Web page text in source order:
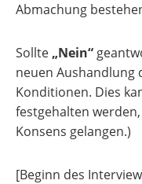
Abmachung
Sollte „Nein“
neuen Aushandlung
Konditionen. Dies
festgehalten
Konsens gelangen.)
[Beginn des